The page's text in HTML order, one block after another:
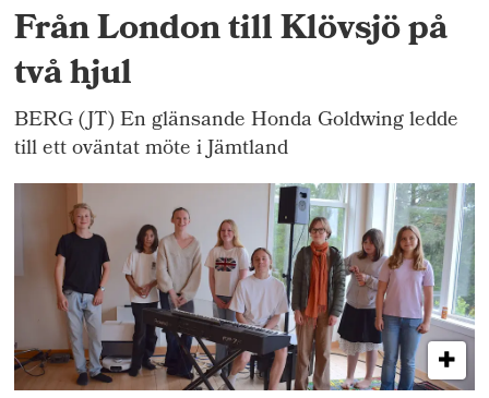
Från London till Klövsjö på
två hjul
BERG (JT) En glänsande Honda Goldwing ledde
till ett oväntat möte i Jämtland